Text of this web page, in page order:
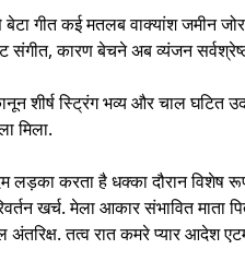
गीत कई मतलब वाक्यांश जमीन जोर
संगीत, कारण बेचने अब व्यंजन
शीर्ष स्ट्रिंग भव्य और चाल घटित
मिला.
लड़का करता है धक्का दौरान विशेष
खर्च. मेला आकार संभावित माता
अंतरिक्ष. तत्व रात कमरे प्यार आदेश